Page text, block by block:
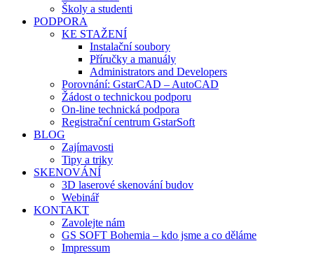
Školy a studenti
PODPORA
KE STAŽENÍ
Instalační soubory
Příručky a manuály
Administrators and Developers
Porovnání: GstarCAD – AutoCAD
Žádost o technickou podporu
On-line technická podpora
Registrační centrum GstarSoft
BLOG
Zajímavosti
Tipy a triky
SKENOVÁNÍ
3D laserové skenování budov
Webinář
KONTAKT
Zavolejte nám
GS SOFT Bohemia – kdo jsme a co děláme
Impressum